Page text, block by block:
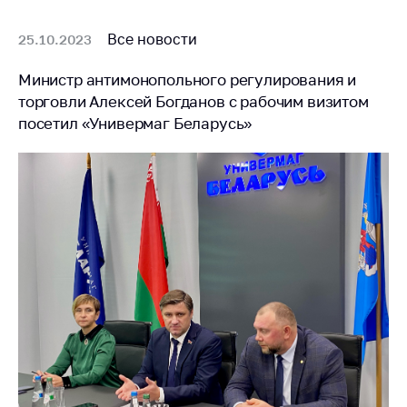
25.10.2023 Все новости
Министр антимонопольного регулирования и
торговли Алексей Богданов с рабочим визитом
посетил «Универмаг Беларусь»